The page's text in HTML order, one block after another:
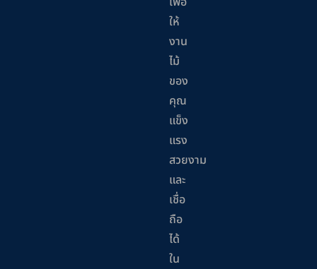
ให้
งาน
ไม้
ของ
คุณ
แข็ง
แรง
สวยงาม
และ
เชื่อ
ถือ
ได้
ใน